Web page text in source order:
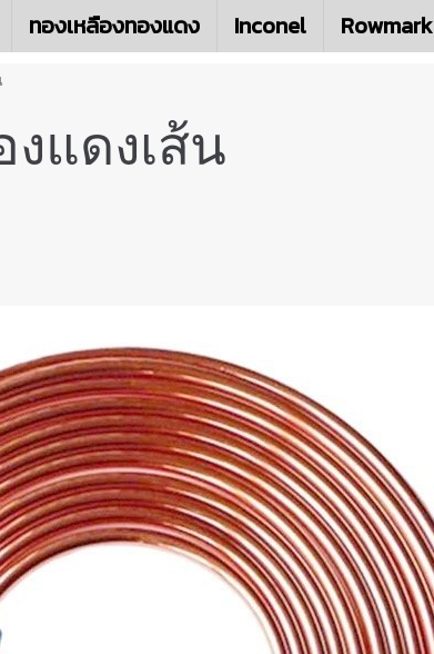
ทองเหลืองทองแดง Inconel Rowmark
แดงเส้น